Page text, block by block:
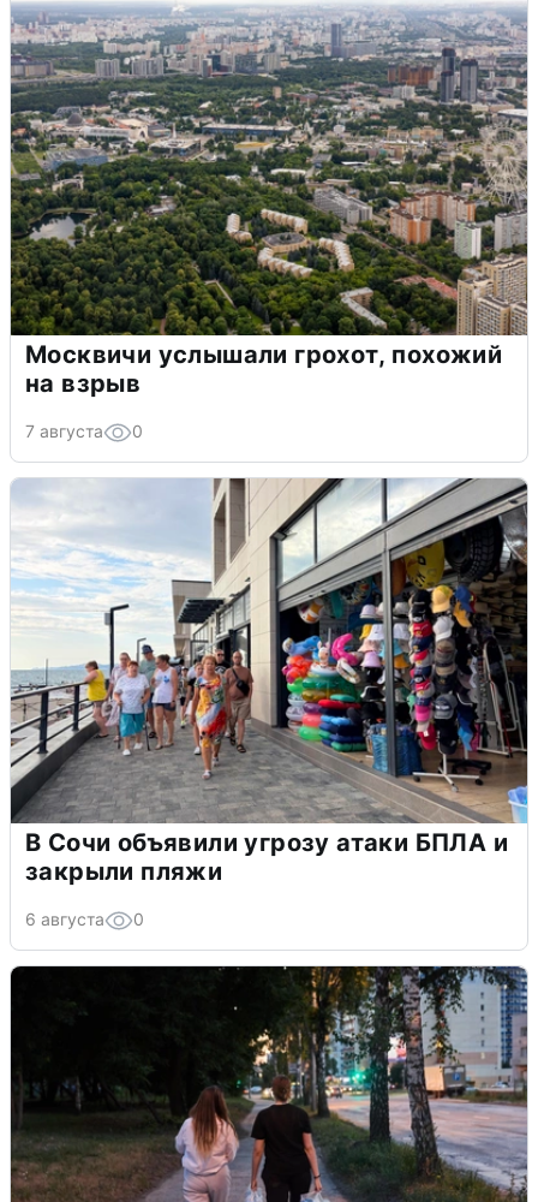
Москвичи услышали грохот, похожий
на взрыв
7 августа 0
В Сочи объявили угрозу атаки БПЛА и
закрыли пляжи
6 августа 0